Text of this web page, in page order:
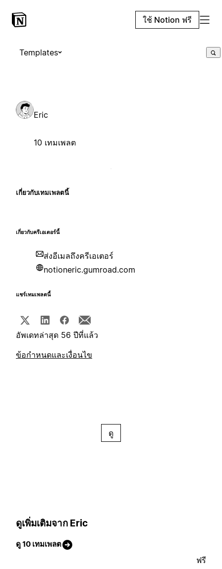
ใช้ Notion ฟรี
Templates
Eric
10 เทมเพลต
เกี่ยวกับเทมเพลตนี้
เกี่ยวกับครีเอเตอร์นี้
ส่งอีเมลถึงครีเอเตอร์
notioneric.gumroad.com
แชร์เทมเพลตนี้
อัพเดทล่าสุด 56 ปีที่แล้ว
ข้อกำหนดและเงื่อนไข
ดู
ดูเพิ่มเติมจาก Eric
ดู 10 เทมเพลต
ฟรี